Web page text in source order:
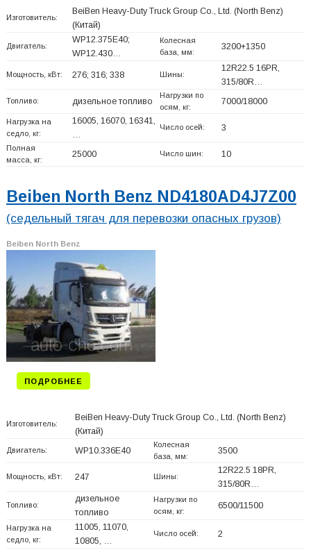
Изготовитель:
BeiBen Heavy-Duty Truck Group Co., Ltd. (North Benz)
(Китай)
Двигатель:
WP12.375E40;
WP12.430…
Колесная
база, мм:
3200+1350
Мощность, кВт: 276; 316; 338 Шины:
12R22.5 16PR,
315/80R…
Топливо: дизельное топливо
Нагрузки по
осям, кг:
7000/18000
Нагрузка на
седло, кг:
16005, 16070, 16341,
…
Число осей: 3
Полная
масса, кг:
25000 Число шин: 10
Beiben North Benz ND4180AD4J7Z00
(седельный тягач для перевозки опасных грузов)
Beiben North Benz
ПОДРОБНЕЕ
Изготовитель:
BeiBen Heavy-Duty Truck Group Co., Ltd. (North Benz)
(Китай)
Двигатель: WP10.336E40
Колесная
база, мм:
3500
Мощность, кВт: 247 Шины:
12R22.5 18PR,
315/80R…
Топливо:
дизельное
топливо
Нагрузки по
осям, кг:
6500/11500
Нагрузка на
седло, кг:
11005, 11070,
10805, …
Число осей: 2